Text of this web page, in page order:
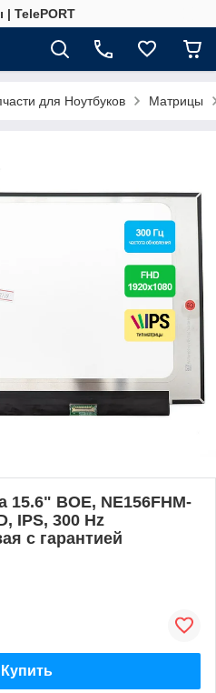
TelePORT
для Ноутбуков Матрицы
15.6" BOE, NE156FHM-
IPS, 300 Hz
с гарантией
Купить